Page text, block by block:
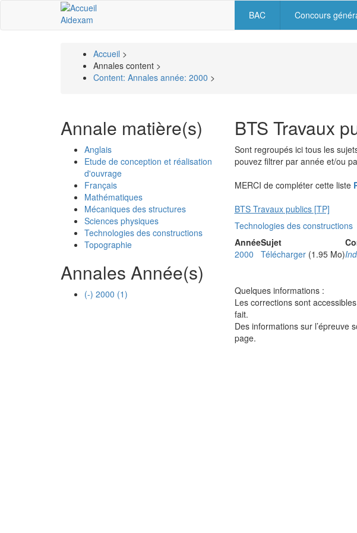
contenu
Aidexam Navigation
BAC Concours
Fil
d'Ariane
Accueil >
Annales content >
Content: Annales année: 2000 >
Annale matière(s)
Anglais
Etude de conception et réalisation
d'ouvrage
Français
Mathématiques
Mécaniques des structures
Sciences physiques
Technologies des constructions
Topographie
Annales Année(s)
(-) 2000 (1)
BTS Travaux
Sont regroupés ici tous les
pouvez filtrer par année et/ou
MERCI de compléter cette liste
BTS Travaux publics [TP]
Technologies des constructions
AnnéeSujet
2000
Télécharger (1.95 Mo)
Quelques informations :
Les corrections sont
fait.
Des informations sur l’épreuve
page.